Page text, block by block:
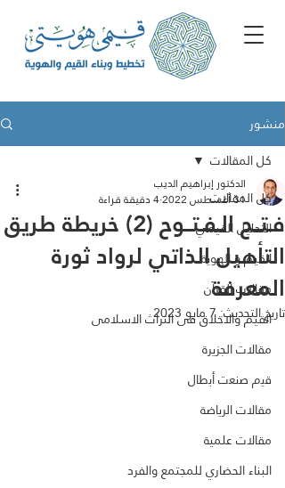
منشور
كل المقالات
التحليل القيمي
القيم و الهوية
مقالات القرآن
القيم والاخلاق فى التراث الاسلامى
مقالات الجزيرة
ﻗﯾم ﺻﻧﻌت أﺑطﺎل
مقالات الرياضة
مقالات علمية
البناء الحضاري للمجتمع والفرد
كل المقالات
فـتــح الـفـتــوح (2) خريطة طريق
التأهيل الذاتي لرواد ثورة
المعرفة
الدكتور إبراهيم الديب
31 أغسطس 2022
4 دقيقة قراءة
تاريخ التحديث:7 مايو 2023